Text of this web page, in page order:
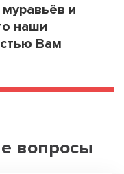
и
наши
Вам
вопросы